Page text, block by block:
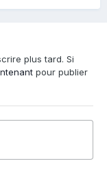
plus tard. Si
pour publier